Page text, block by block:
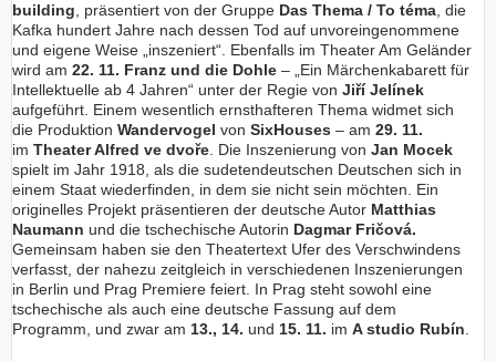
building , präsentiert von der Gruppe Das Thema / To téma , die
Kafka hundert Jahre nach dessen Tod auf unvoreingenommene
und eigene Weise „inszeniert“. Ebenfalls im Theater Am Geländer
wird am 22. 11. Franz und die Dohle – „Ein Märchenkabarett für
Intellektuelle ab 4 Jahren“ unter der Regie von Jiří Jelínek
aufgeführt. Einem wesentlich ernsthafteren Thema widmet sich
die Produktion Wandervogel von SixHouses – am 29. 11.
im Theater Alfred ve dvoře . Die Inszenierung von Jan Mocek
spielt im Jahr 1918, als die sudetendeutschen Deutschen sich in
einem Staat wiederfinden, in dem sie nicht sein möchten. Ein
originelles Projekt präsentieren der deutsche Autor Matthias
Naumann und die tschechische Autorin Dagmar Fričová.
Gemeinsam haben sie den Theatertext Ufer des Verschwindens
verfasst, der nahezu zeitgleich in verschiedenen Inszenierungen
in Berlin und Prag Premiere feiert. In Prag steht sowohl eine
tschechische als auch eine deutsche Fassung auf dem
Programm, und zwar am 13., 14. und 15. 11. im A studio Rubín